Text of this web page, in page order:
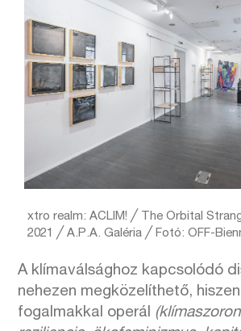
xtro realm: ACLIM! ╱ The Orbital
2021 ╱ A.P.A. Galéria ╱ Fotó: OFF-
A klímaválsághoz kapcsolódó
nehezen megközelíthető,
fogalmakkal operál